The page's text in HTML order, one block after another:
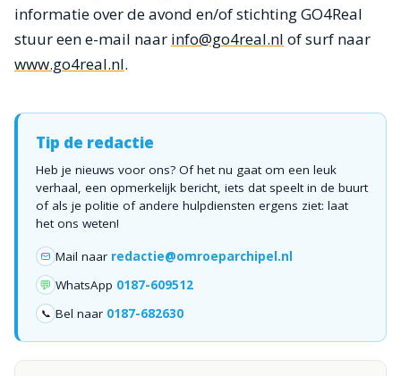
informatie over de avond en/of stichting GO4Real
stuur een e-mail naar info@go4real.nl of surf naar
www.go4real.nl.
Tip de redactie
Heb je nieuws voor ons? Of het nu gaat om een leuk
verhaal, een opmerkelijk bericht, iets dat speelt in de buurt
of als je politie of andere hulpdiensten ergens ziet: laat
het ons weten!
Mail naar redactie@omroeparchipel.nl
💬 WhatsApp 0187-609512
📞 Bel naar 0187-682630